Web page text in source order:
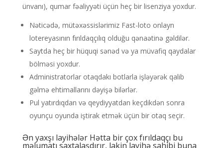
ünvanı), qumar fəaliyyəti üçün heç bir lisenziya yoxdur.
Nəticədə, mütəxəssislərimiz Fast-loto onlayn
lotereyasının fırıldaqçılıq olduğu qənaətinə gəldilər.
Saytda heç bir hüquqi sənəd və ya müvafiq qaydalar
bölməsi yoxdur.
Administratorlar otaqdakı botlarla işləyərək qalib
gəlmə ehtimallarını dəyişə bilərlər.
Pul yatırdıqdan və qeydiyyatdan keçdikdən sonra
oyunçu oyunda iştirak etmək üçün bir otaq seçir.
Ən yaxşı layihələr Hətta bir çox fırıldaqçı bu
məlumatı saxtalaşdırır, lakin layihə sahibi buna